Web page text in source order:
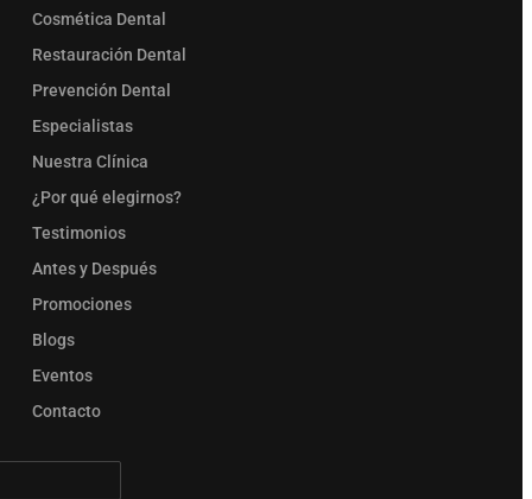
Cosmética Dental
Restauración Dental
Prevención Dental
Especialistas
Nuestra Clínica
¿Por qué elegirnos?
Testimonios
Antes y Después
Promociones
Blogs
Eventos
Contacto